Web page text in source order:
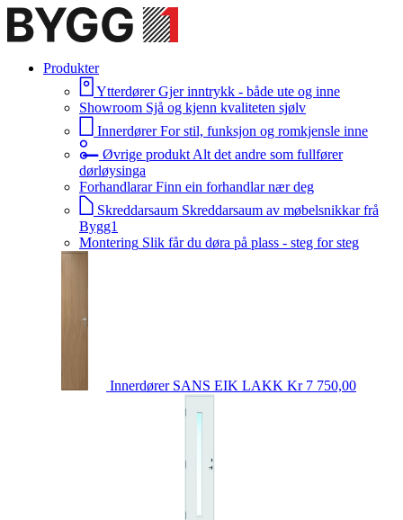
Produkter
Ytterdører Gjer inntrykk - både ute og inne
Showroom Sjå og kjenn kvaliteten sjølv
Innerdører For stil, funksjon og romkjensle inne
Øvrige produkt Alt det andre som fullfører
dørløysinga
Forhandlarar Finn ein forhandlar nær deg
Skreddarsaum Skreddarsaum av møbelsnikkar frå
Bygg1
Montering Slik får du døra på plass - steg for steg
Innerdører SANS EIK LAKK Kr 7 750,00